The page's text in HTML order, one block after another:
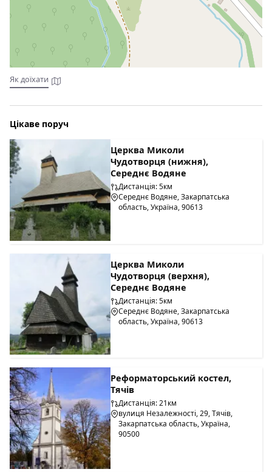
Як доїхати
Цікаве поруч
Церква Миколи
Чудотворця (нижня),
Середнє Водяне
Дистанція: 5км
Середнє Водяне, Закарпатська
область, Україна, 90613
Церква Миколи
Чудотворця (верхня),
Середнє Водяне
Дистанція: 5км
Середнє Водяне, Закарпатська
область, Україна, 90613
Реформаторський костел,
Тячів
Дистанція: 21км
вулиця Незалежності, 29, Тячів,
Закарпатська область, Україна,
90500